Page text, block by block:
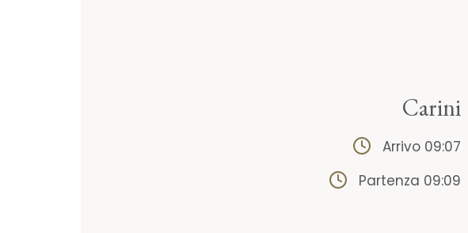
Carini
Arrivo 09:07
Partenza 09:09